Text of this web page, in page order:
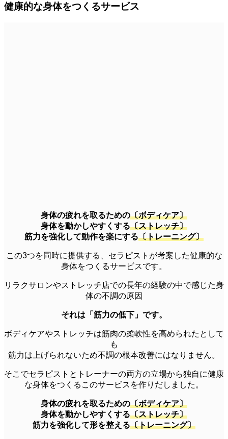
健康的な身体をつくるサービス
身体の疲れを取るための〔ボディケア〕
身体を動かしやすくする〔ストレッチ〕
筋力を強化して動作を楽にする〔トレーニング〕
この3つを同時に提供する、セラピストが考案した健康的な
身体をつくるサービスです。
リラクサロンやストレッチ店での長年の経験の中で感じた身
体の不調の原因
それは「筋力の低下」です。
ボディケアやストレッチは筋肉の柔軟性を高められたとして
も
筋力は上げられないため不調の根本改善にはなりません。
そこでセラピストとトレーナーの両方の立場から独自に健康
な身体をつくるこのサービスを作りだしました。
身体の疲れを取るための〔ボディケア〕
身体を動かしやすくする〔ストレッチ〕
筋力を強化して形を整える〔トレーニング〕